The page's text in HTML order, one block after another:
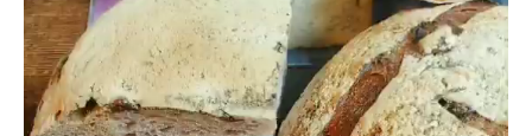
画
プ
レ
ー